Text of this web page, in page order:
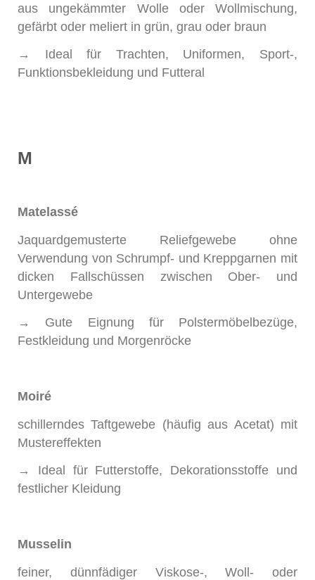
aus ungekämmter Wolle oder Wollmischung,
gefärbt oder meliert in grün, grau oder braun
→ Ideal für Trachten, Uniformen, Sport-,
Funktionsbekleidung und Futteral
M
Matelassé
Jaquardgemusterte Reliefgewebe ohne
Verwendung von Schrumpf- und Kreppgarnen mit
dicken Fallschüssen zwischen Ober- und
Untergewebe
→ Gute Eignung für Polstermöbelbezüge,
Festkleidung und Morgenröcke
Moiré
schillerndes Taftgewebe (häufig aus Acetat) mit
Mustereffekten
→ Ideal für Futterstoffe, Dekorationsstoffe und
festlicher Kleidung
Musselin
feiner, dünnfädiger Viskose-, Woll- oder